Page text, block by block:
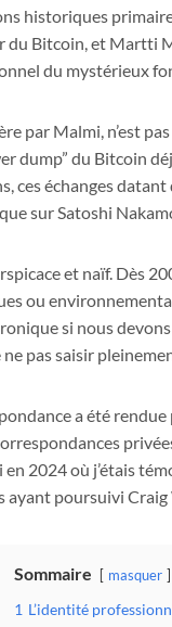
historiques
du Bitcoin, et Martti
du mystérieux
par Malmi, n’est
dump” du Bitcoin
ces échanges
sur Satoshi
et naïf. Dès
ou
si nous
pas saisir
a été
2024 où j’étais
poursuivi
Sommaire masquer
1 L’identité